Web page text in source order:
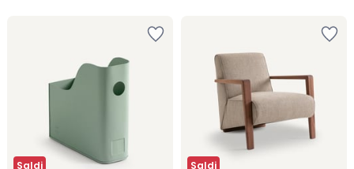
Saldi Saldi